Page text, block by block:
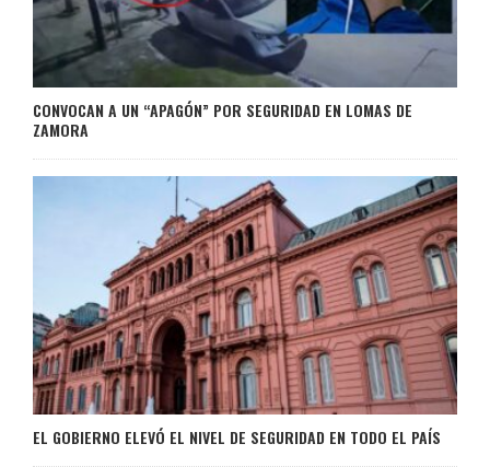
CONVOCAN A UN “APAGÓN” POR SEGURIDAD EN LOMAS DE
ZAMORA
EL GOBIERNO ELEVÓ EL NIVEL DE SEGURIDAD EN TODO EL PAÍS